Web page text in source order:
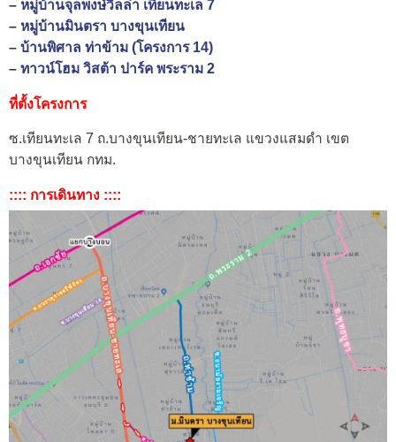
– หมู่บ้านจุลพงษ์วิลล่า เทียนทะเล 7
– หมู่บ้านมินตรา บางขุนเทียน
– บ้านพิศาล ท่าข้าม (โครงการ 14)
– ทาวน์โฮม วิสต้า ปาร์ค พระราม 2
ที่ตั้งโครงการ
ซ.เทียนทะเล 7 ถ.บางขุนเทียน-ชายทะเล แขวงแสมดำ เขต
บางขุนเทียน กทม.
:::: การเดินทาง ::::